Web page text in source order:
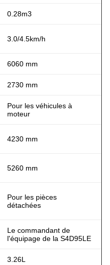
0.28m3
3.0/4.5km/h
6060 mm
2730 mm
Pour les véhicules à
moteur
4230 mm
5260 mm
Pour les pièces
détachées
Le commandant de
l'équipage de la S4D95LE
3.26L